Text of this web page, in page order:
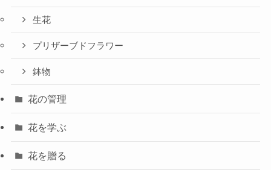
生花
プリザーブドフラワー
鉢物
花の管理
花を学ぶ
花を贈る